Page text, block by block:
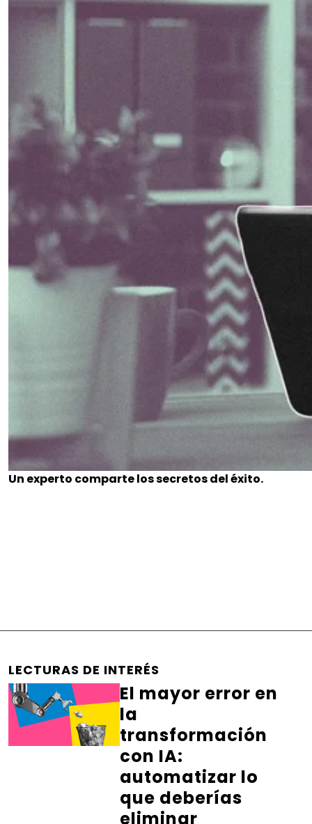
Un experto comparte los secretos del éxito.
LECTURAS DE INTERÉS
El mayor error en
la
transformación
con IA:
automatizar lo
que deberías
eliminar